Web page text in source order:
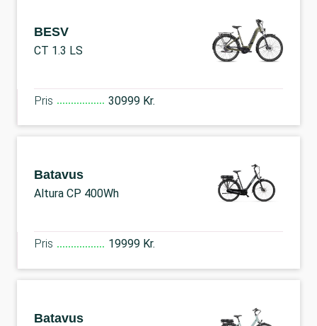
BESV
CT 1.3 LS
Pris 30999 Kr.
Batavus
Altura CP 400Wh
Pris 19999 Kr.
Batavus